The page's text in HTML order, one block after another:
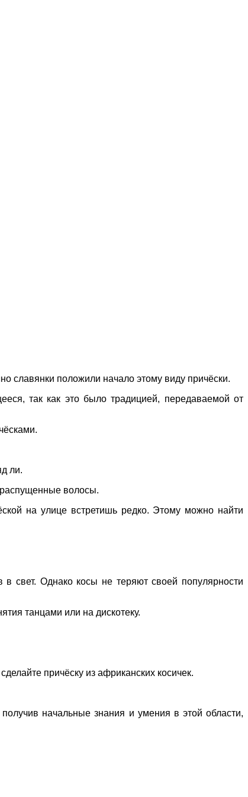
славянки положили начало этому виду причёски.
так как это было традицией, передаваемой от
ли.
распущенные волосы.
на улице встретишь редко. Этому можно найти
свет. Однако косы не теряют своей популярности
танцами или на дискотеку.
причёску из африканских косичек.
начальные знания и умения в этой области,